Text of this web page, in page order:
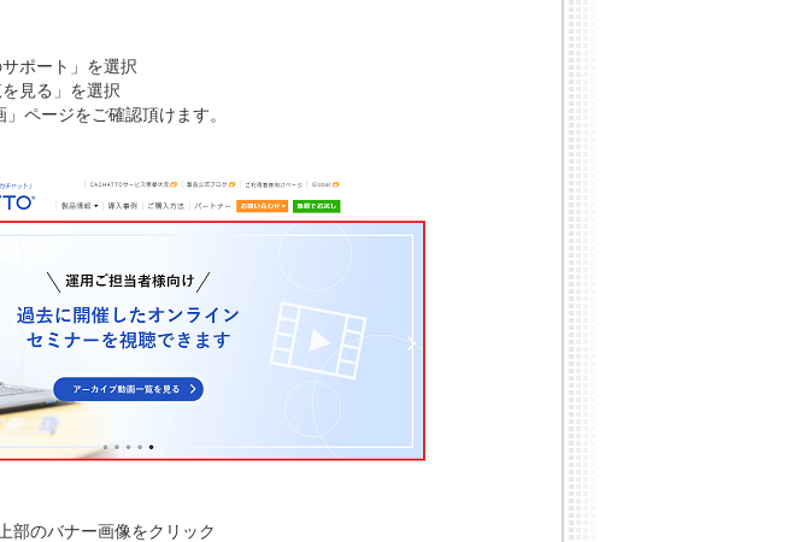
ポート」を選択
見る」を選択
ページをご確認頂けます。
部のバナー画像をクリック